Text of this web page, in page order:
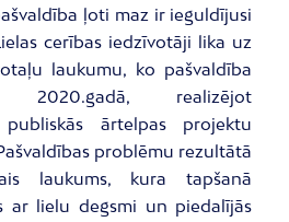
ļoti maz ir ieguldījusi
cerības iedzīvotāji lika uz
laukumu, ko pašvaldība
realizējot
publiskās ārtelpas projektu
problēmu rezultātā
laukums, kura tapšanā
ar lielu degsmi un piedalījās